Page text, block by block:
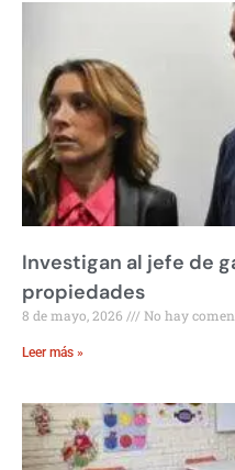
Investigan al jefe de
propiedades
8 de mayo, 2026 No hay
Leer más »